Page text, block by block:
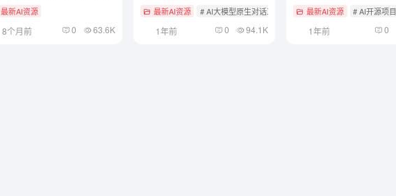
最新AI资源
8个月前 0 63.6K
最新AI资源 # AI大模型原生对话工具 # 智能体应用
1年前 0 94.1K
最新AI资源 # AI开源项目
1年前 0